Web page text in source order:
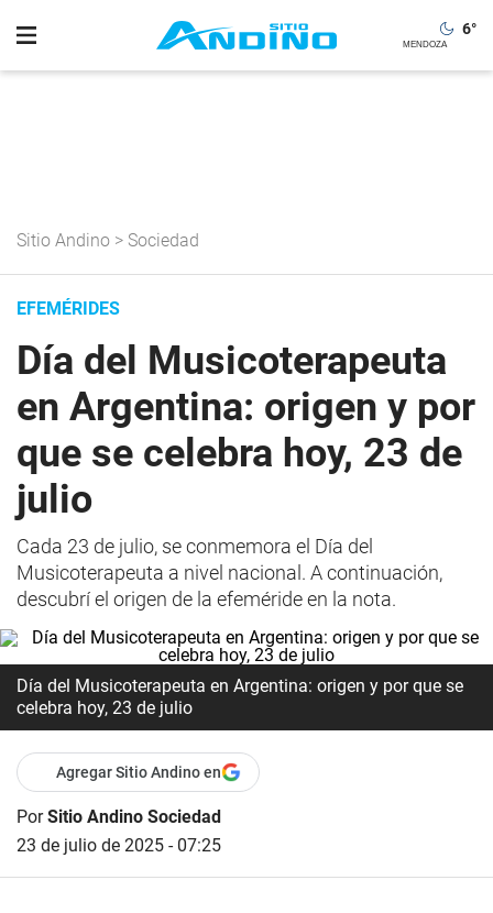
6°
Sitio Andino > Sociedad
EFEMÉRIDES
Día del Musicoterapeuta
en Argentina: origen y por
que se celebra hoy, 23 de
julio
Cada 23 de julio, se conmemora el Día del
Musicoterapeuta a nivel nacional. A continuación,
descubrí el origen de la efeméride en la nota.
Día del Musicoterapeuta en Argentina: origen y por que se
celebra hoy, 23 de julio
Agregar Sitio Andino en
PorSitio Andino Sociedad
23 de julio de 2025 - 07:25